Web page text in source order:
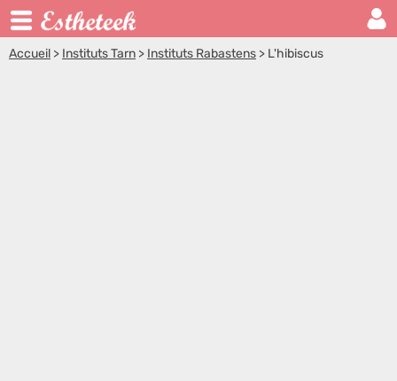
Accueil > Instituts Tarn > Instituts Rabastens > L'hibiscus